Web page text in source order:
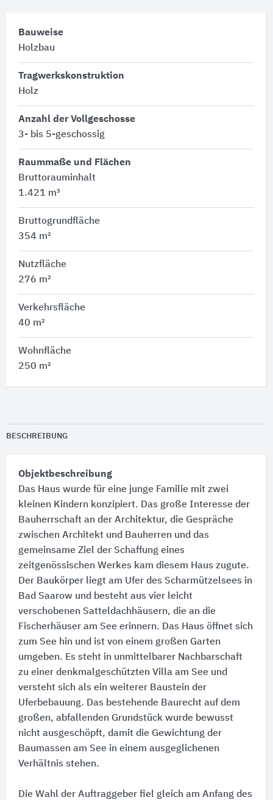
Bauweise
Holzbau
Tragwerkskonstruktion
Holz
Anzahl der Vollgeschosse
3- bis 5-geschossig
Raummaße und Flächen
Bruttorauminhalt
1.421 m³
Bruttogrundfläche
354 m²
Nutzfläche
276 m²
Verkehrsfläche
40 m²
Wohnfläche
250 m²
BESCHREIBUNG
Objektbeschreibung
Das Haus wurde für eine junge Familie mit zwei
kleinen Kindern konzipiert. Das große Interesse der
Bauherrschaft an der Architektur, die Gespräche
zwischen Architekt und Bauherren und das
gemeinsame Ziel der Schaffung eines
zeitgenössischen Werkes kam diesem Haus zugute.
Der Baukörper liegt am Ufer des Scharmützelsees in
Bad Saarow und besteht aus vier leicht
verschobenen Satteldachhäusern, die an die
Fischerhäuser am See erinnern. Das Haus öffnet sich
zum See hin und ist von einem großen Garten
umgeben. Es steht in unmittelbarer Nachbarschaft
zu einer denkmalgeschützten Villa am See und
versteht sich als ein weiterer Baustein der
Uferbebauung. Das bestehende Baurecht auf dem
großen, abfallenden Grundstück wurde bewusst
nicht ausgeschöpft, damit die Gewichtung der
Baumassen am See in einem ausgeglichenen
Verhältnis stehen.
Die Wahl der Auftraggeber fiel gleich am Anfang des